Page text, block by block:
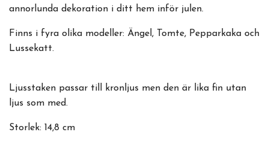
annorlunda dekoration i ditt hem inför julen.
Finns i fyra olika modeller: Ängel, Tomte, Pepparkaka och
Lussekatt.
Ljusstaken passar till kronljus men den är lika fin utan
ljus som med.
Storlek: 14,8 cm